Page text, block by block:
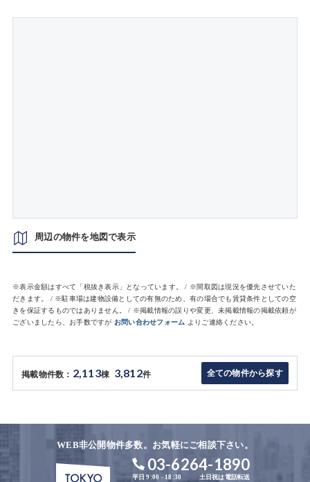
周辺の物件を地図で表示
※表示金額はすべて「税抜き表示」となっています。 / ※間取図は現況を優先させていた
だきます。 / ※駐車場は建物設備としての有無のため、有の場合でも賃貸条件としての空
きを保証するものではありません。 / ※掲載情報の誤りや変更、未掲載情報の掲載依頼が
ございましたら、お手数ですが お問い合わせフォーム よりご連絡ください。
掲載物件数： 2,113棟 3,812件 全ての物件から探す
WEB非公開物件多数。お気軽にご相談下さい。
03-6264-1890
平日 9:00 - 18:30 土日祝は電話転送